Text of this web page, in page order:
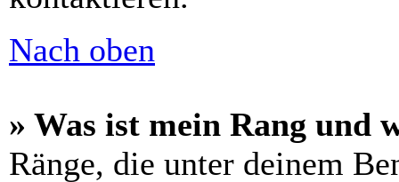
Nach oben
» Was ist mein Rang und
Ränge, die unter deinem